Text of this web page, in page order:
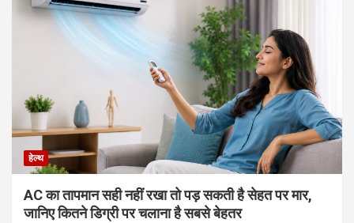
हेल्थ
AC का तापमान सही नहीं रखा तो पड़ सकती है सेहत पर मार,
जानिए कितने डिग्री पर चलाना है सबसे बेहतर